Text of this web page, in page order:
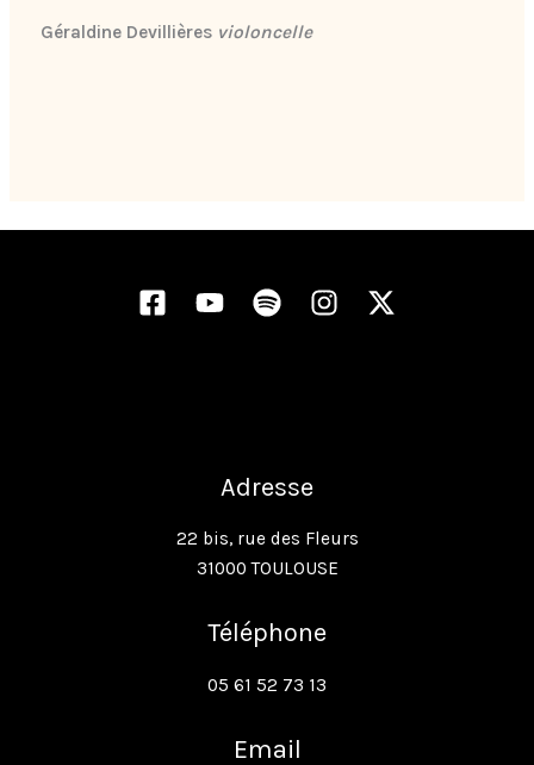
Géraldine Devillières violoncelle
Adresse
22 bis, rue des Fleurs
31000 TOULOUSE
Téléphone
05 61 52 73 13
Email